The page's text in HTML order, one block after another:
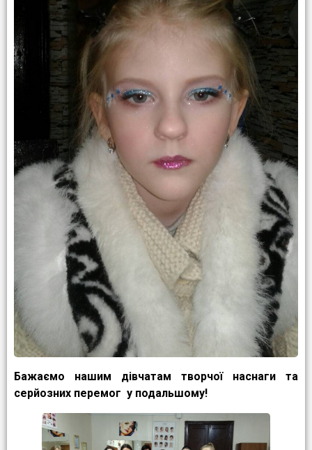
Бажаємо нашим дівчатам творчої наснаги та
серйозних перемог у подальшому!